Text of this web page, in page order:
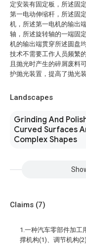
定安装有固定板，所述固
第一电动伸缩杆，所述固
机，所述第一电机的输出
轴，所述旋转轴的一端固
机的输出端贯穿所述圆盘
技术不需要工作人员频繁
且抛光时产生的碎屑废料
护抛光装置，提高了抛光
Landscapes
Grinding And
Curved Surfaces
Complex Shapes
Claims (7)
1.一种汽车零部件加工
撑机构(1)、调节机构